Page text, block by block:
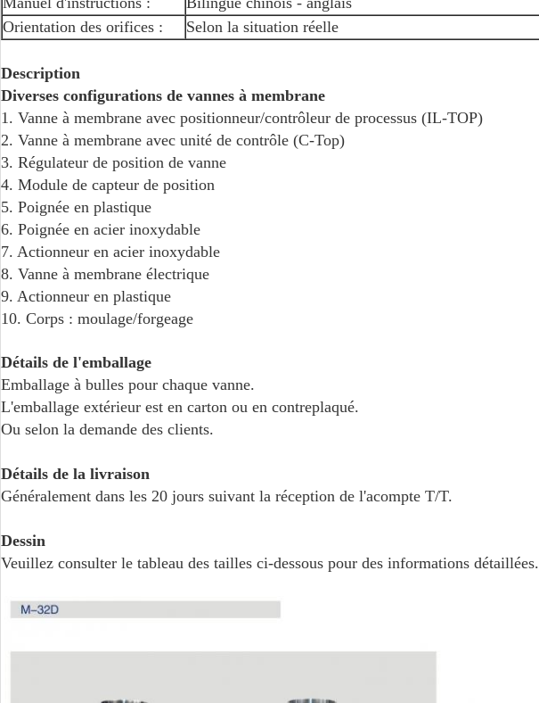
Orientation des orifices :
Selon la situation réelle
Description
Diverses configurations de vannes à membrane
1. Vanne à membrane avec positionneur/contrôleur de processus (IL-TOP)
2. Vanne à membrane avec unité de contrôle (C-Top)
3. Régulateur de position de vanne
4. Module de capteur de position
5. Poignée en plastique
6. Poignée en acier inoxydable
7. Actionneur en acier inoxydable
8. Vanne à membrane électrique
9. Actionneur en plastique
10. Corps : moulage/forgeage
Détails de l'emballage
Emballage à bulles pour chaque vanne.
L'emballage extérieur est en carton ou en contreplaqué.
Ou selon la demande des clients.
Détails de la livraison
Généralement dans les 20 jours suivant la réception de l'acompte T/T.
Dessin
Veuillez consulter le tableau des tailles ci-dessous pour des informations détaillées.